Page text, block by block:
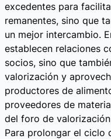
excedentes para
remanentes, sino que
un mejor intercambio.
establecen relaciones
socios, sino que
valorización y
productores de
proveedores de
del foro de
Para prolongar el ciclo